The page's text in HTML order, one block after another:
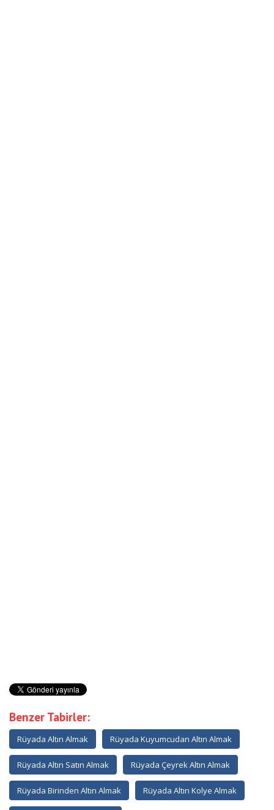
Benzer Tabirler:
Rüyada Altın Almak Rüyada Kuyumcudan Altın Almak
Rüyada Altın Satın Almak Rüyada Çeyrek Altın Almak
Rüyada Birinden Altın Almak Rüyada Altın Kolye Almak